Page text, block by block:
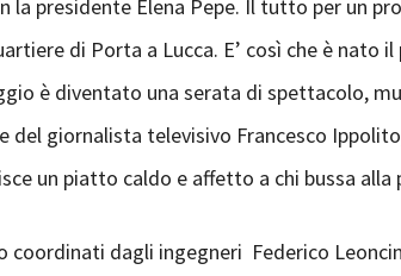
la presidente Elena Pepe. Il tutto per un
di Porta a Lucca. E’ così che è nato
è diventato una serata di spettacolo,
giornalista televisivo Francesco
un piatto caldo e affetto a chi bussa alla
dagli ingegneri Federico